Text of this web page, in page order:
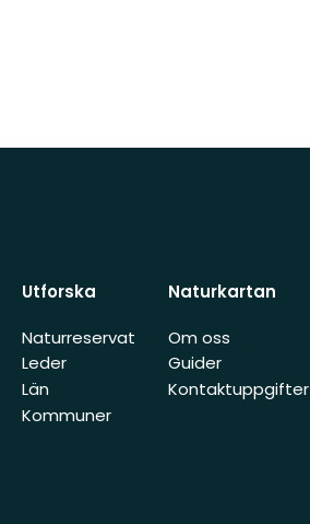
Utforska
Naturreservat
Leder
Län
Kommuner
Naturkartan
Om oss
Guider
Kontaktuppgifter